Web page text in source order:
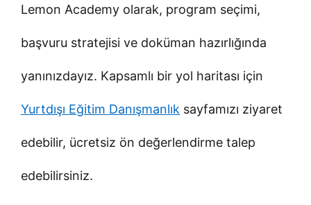
Lemon Academy olarak, program seçimi,
başvuru stratejisi ve doküman hazırlığında
yanınızdayız. Kapsamlı bir yol haritası için
Yurtdışı Eğitim Danışmanlık sayfamızı ziyaret
edebilir, ücretsiz ön değerlendirme talep
edebilirsiniz.